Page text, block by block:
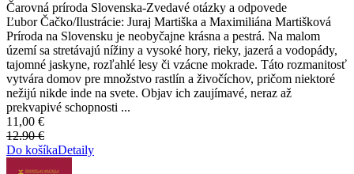
Čarovná príroda Slovenska-Zvedavé otázky a odpovede
Ľubor Čačko/Ilustrácie: Juraj Martiška a Maximiliána Martišková
Príroda na Slovensku je neobyčajne krásna a pestrá. Na malom
území sa stretávajú nížiny a vysoké hory, rieky, jazerá a vodopády,
tajomné jaskyne, rozľahlé lesy či vzácne mokrade. Táto rozmanitosť
vytvára domov pre množstvo rastlín a živočíchov, pričom niektoré
nežijú nikde inde na svete. Objav ich zaujímavé, neraz až
prekvapivé schopnosti ...
11,00 €
12.90 €
Do košíkaDetaily